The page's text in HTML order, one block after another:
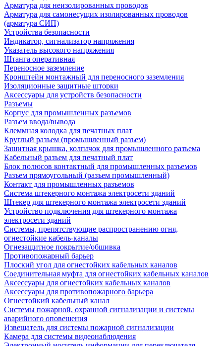
Арматура для неизолированных проводов
Арматура для самонесущих изолированных проводов
(арматура СИП)
Устройства безопасности
Индикатор, сигнализатор напряжения
Указатель высокого напряжения
Штанга оперативная
Переносное заземление
Кронштейн монтажный для переносного заземления
Изоляционные защитные шторки
Аксессуары для устройств безопасности
Разъемы
Корпус для промышленных разъемов
Разъем ввода/вывода
Клеммная колодка для печатных плат
Круглый разъем (промышленный разъем)
Защитная крышка, колпачок для промышленного разъема
Кабельный разъем для печатный плат
Блок полюсов контактный для промышленных разъемов
Разъем прямоугольный (разъем промышленный)
Контакт для промышленных разъемов
Система штекерного монтажа электросети зданий
Штекер для штекерного монтажа электросети зданий
Устройство подключения для штекерного монтажа
электросети зданий
Системы, препятствующие распространению огня,
огнестойкие кабель-каналы
Огнезащитное покрытие/обшивка
Противопожарный барьер
Плоский угол для огнестойких кабельных каналов
Соединительная муфта для огнестойких кабельных каналов
Аксессуары для огнестойких кабельных каналов
Аксессуары для противопожарного барьера
Огнестойкий кабельный канал
Системы пожарной, охранной сигнализации и системы
аварийного оповещения
Извещатель для системы пожарной сигнализации
Камера для системы видеонаблюдения